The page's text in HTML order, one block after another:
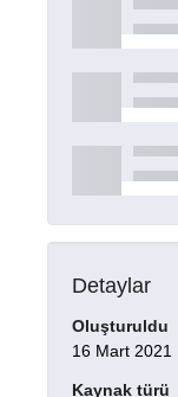
Detaylar
Oluşturuldu
16 Mart 2021
Kaynak türü